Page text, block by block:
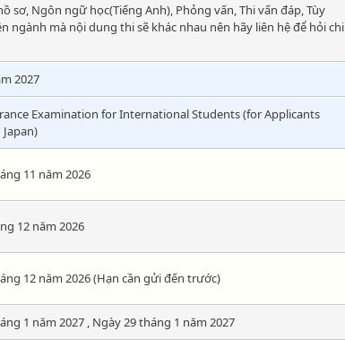
sơ, Ngôn ngữ học(Tiếng Anh), Phỏng vấn, Thi vấn đáp, Tùy
ngành mà nội dung thi sẽ khác nhau nên hãy liên hệ để hỏi chi
2027
Examination for International Students (for Applicants
11 năm 2026
12 năm 2026
12 năm 2026 (Hạn cần gửi đến trước)
1 năm 2027 , Ngày 29 tháng 1 năm 2027